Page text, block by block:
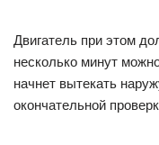
Двигатель при этом
несколько минут
начнет вытекать
окончательной